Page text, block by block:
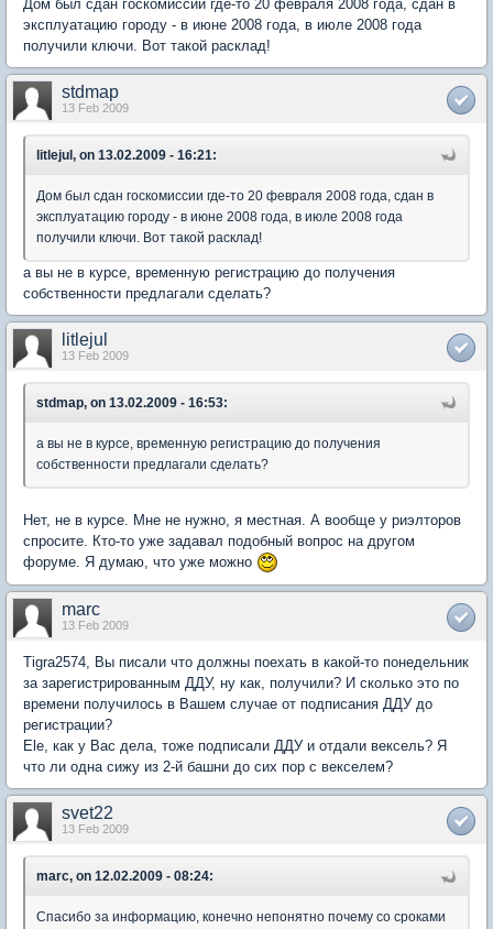
Дом был сдан госкомиссии где-то 20 февраля 2008 года, сдан в
эксплуатацию городу - в июне 2008 года, в июле 2008 года
получили ключи. Вот такой расклад!
stdmap
13 Feb 2009
litlejul, on 13.02.2009 - 16:21:
Дом был сдан госкомиссии где-то 20 февраля 2008 года, сдан в
эксплуатацию городу - в июне 2008 года, в июле 2008 года
получили ключи. Вот такой расклад!
а вы не в курсе, временную регистрацию до получения
собственности предлагали сделать?
litlejul
13 Feb 2009
stdmap, on 13.02.2009 - 16:53:
а вы не в курсе, временную регистрацию до получения
собственности предлагали сделать?
Нет, не в курсе. Мне не нужно, я местная. А вообще у риэлторов
спросите. Кто-то уже задавал подобный вопрос на другом
форуме. Я думаю, что уже можно
marc
13 Feb 2009
Tigra2574, Вы писали что должны поехать в какой-то понедельник
за зарегистрированным ДДУ, ну как, получили? И сколько это по
времени получилось в Вашем случае от подписания ДДУ до
регистрации?
Еle, как у Вас дела, тоже подписали ДДУ и отдали вексель? Я
что ли одна сижу из 2-й башни до сих пор с векселем?
svet22
13 Feb 2009
marc, on 12.02.2009 - 08:24:
Спасибо за информацию, конечно непонятно почему со сроками